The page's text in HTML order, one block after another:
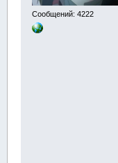
Сообщений: 4222